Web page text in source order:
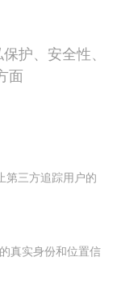
护、安全性、
面
第三方追踪用户的
真实身份和位置信